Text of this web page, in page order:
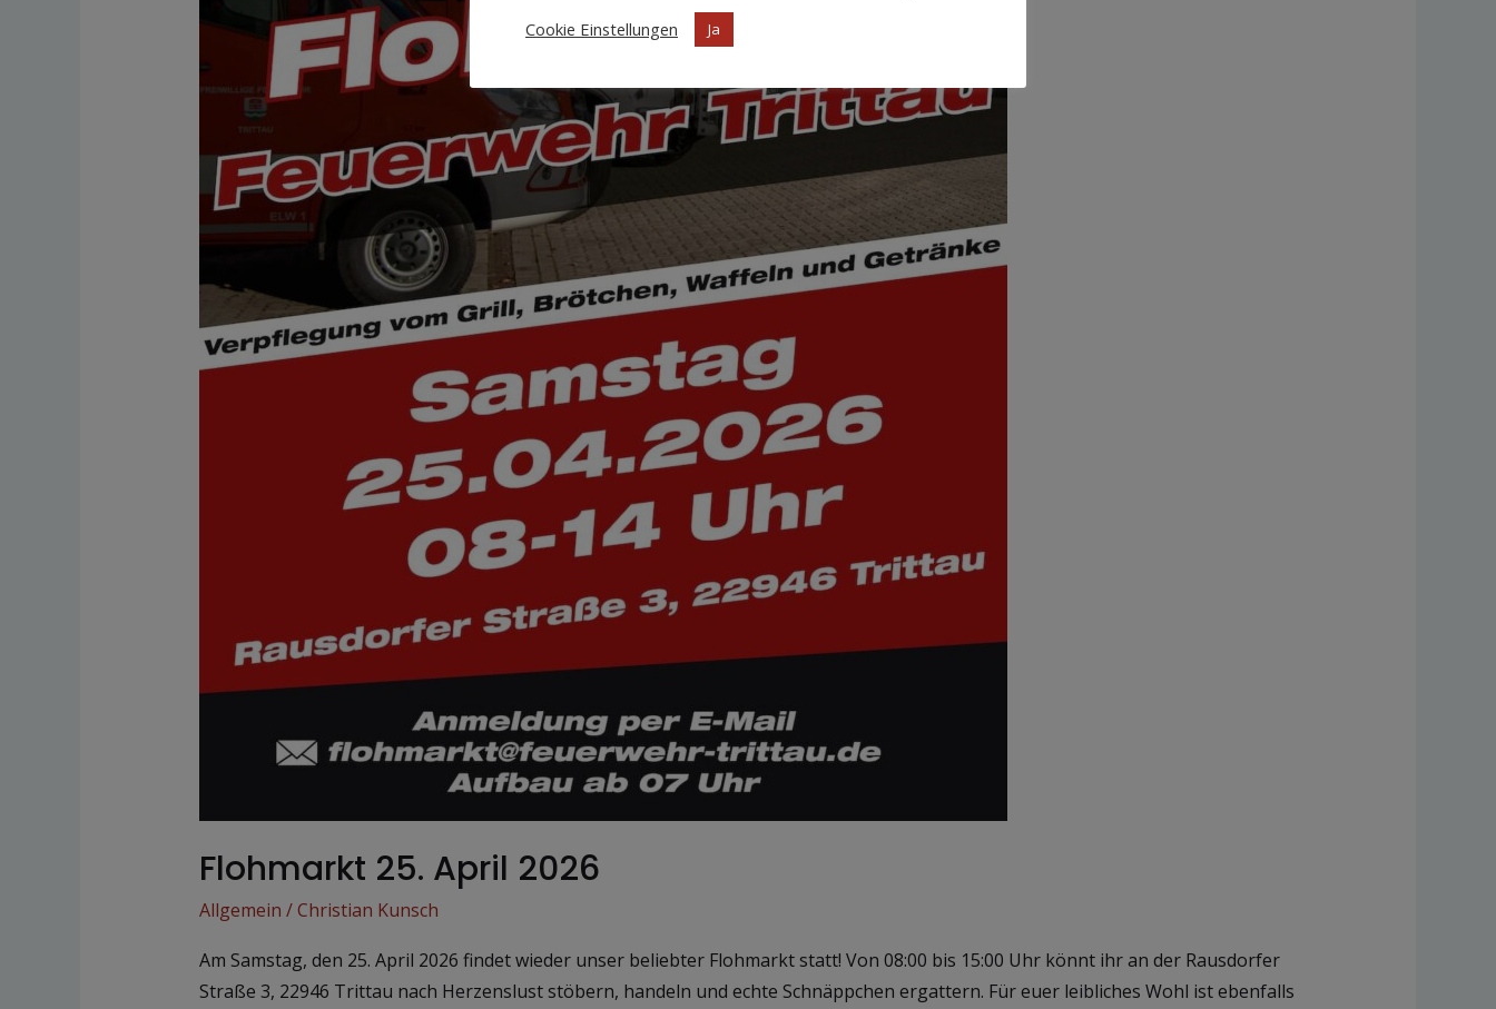
Flohmarkt 25. April 2026
Allgemein /Christian Kunsch
Am Samstag, den 25. April 2026 findet wieder unser beliebter Flohmarkt statt! Von 08:00 bis 15:00 Uhr könnt ihr an der Rausdorfer
Straße 3, 22946 Trittau nach Herzenslust stöbern, handeln und echte Schnäppchen ergattern. Für euer leibliches Wohl ist ebenfalls
Cookie Einstellungen
Ja